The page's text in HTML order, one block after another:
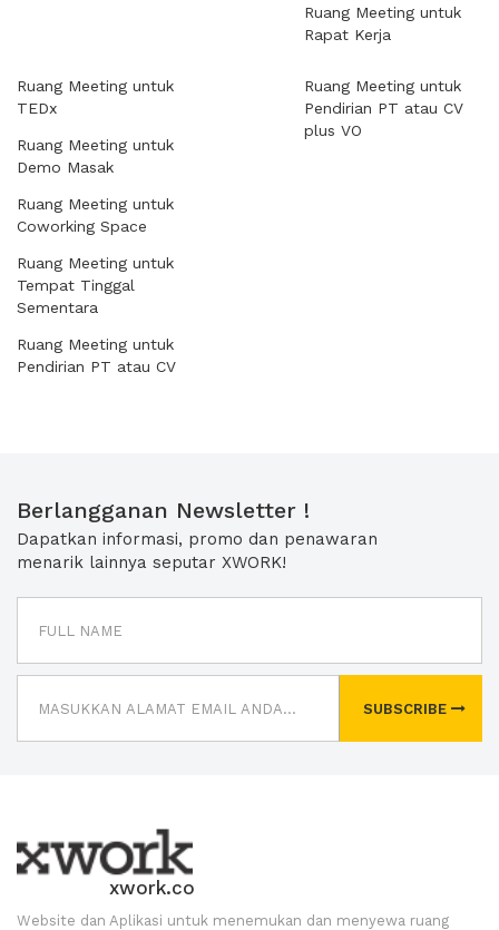
Ruang Meeting untuk
Rapat Kerja
Ruang Meeting untuk
TEDx
Ruang Meeting untuk
Demo Masak
Ruang Meeting untuk
Coworking Space
Ruang Meeting untuk
Tempat Tinggal
Sementara
Ruang Meeting untuk
Pendirian PT atau CV
Ruang Meeting untuk
Pendirian PT atau CV
plus VO
Berlangganan Newsletter !
Dapatkan informasi, promo dan penawaran
menarik lainnya seputar XWORK!
SUBSCRIBE
xwork.co
Website dan Aplikasi untuk menemukan dan menyewa ruang